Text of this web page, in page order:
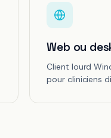
Web ou
Client lourd
pour cliniciens